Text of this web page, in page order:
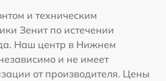
и техническим
Зенит по истечении
Наш центр в Нижнем
и не имеет
от производителя. Цены